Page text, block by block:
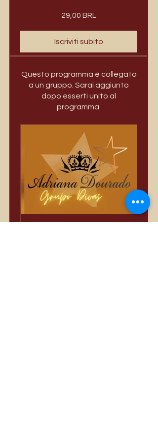
29,00 BRL
Iscriviti subito
Questo programma è collegato
a un gruppo. Sarai aggiunto
dopo esserti unito al
programma.